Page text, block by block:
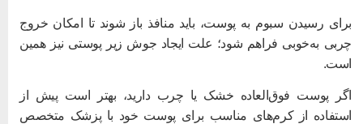
رسیدن سبوم به پوست، باید منافذ باز شوند تا امکان خروج
به‌خوبی فراهم شود؛ علت ایجاد جوش‌ زیر پوستی نیز همین
پوست فوق‌العاده خشک یا چرب دارید، بهتر است پیش از
از کرم‌های مناسب برای پوست خود با پزشک متخصص